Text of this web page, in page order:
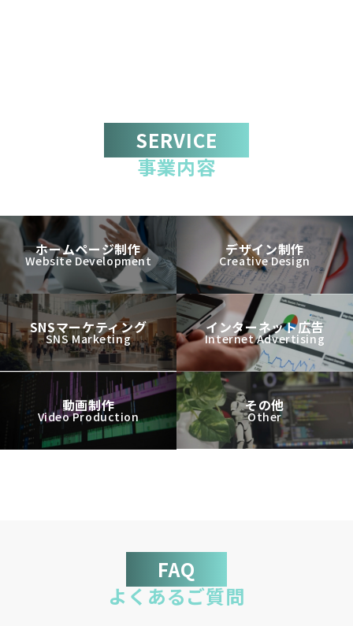
SERVICE
事業内容
ホームページ制作
Website Development
デザイン制作
Creative Design
SNSマーケティング
SNS Marketing
インターネット広告
Internet Advertising
動画制作
Video Production
その他
Other
FAQ
よくあるご質問